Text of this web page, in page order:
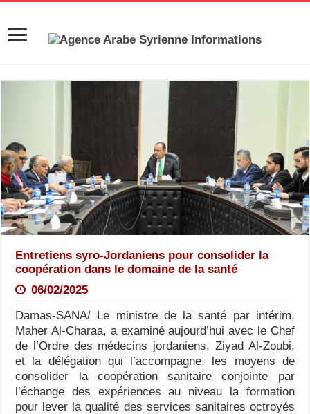
Entretiens syro-Jordaniens pour consolider la
coopération dans le domaine de la santé
06/02/2025
Damas-SANA/ Le ministre de la santé par intérim,
Maher Al-Charaa, a examiné aujourd’hui avec le Chef
de l’Ordre des médecins jordaniens, Ziyad Al-Zoubi,
et la délégation qui l’accompagne, les moyens de
consolider la coopération sanitaire conjointe par
l’échange des expériences au niveau la formation
pour lever la qualité des services sanitaires octroyés